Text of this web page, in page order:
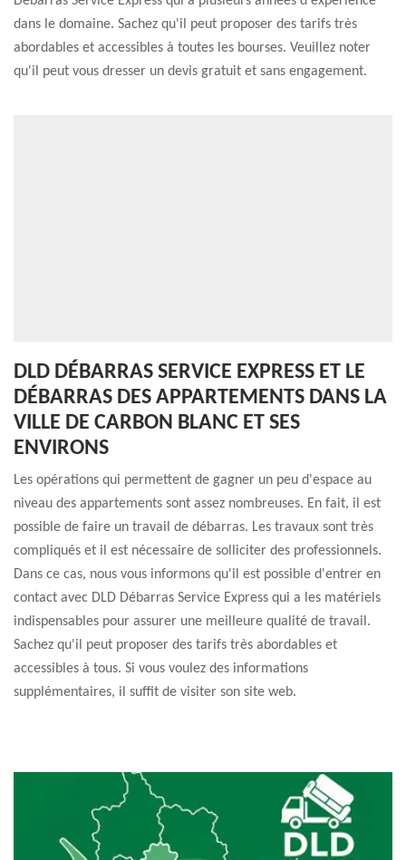
dans le domaine. Sachez qu'il peut proposer des tarifs très
abordables et accessibles à toutes les bourses. Veuillez noter
qu'il peut vous dresser un devis gratuit et sans engagement.
DLD DÉBARRAS SERVICE EXPRESS ET LE
DÉBARRAS DES APPARTEMENTS DANS LA
VILLE DE CARBON BLANC ET SES
ENVIRONS
Les opérations qui permettent de gagner un peu d'espace au
niveau des appartements sont assez nombreuses. En fait, il est
possible de faire un travail de débarras. Les travaux sont très
compliqués et il est nécessaire de solliciter des professionnels.
Dans ce cas, nous vous informons qu'il est possible d'entrer en
contact avec DLD Débarras Service Express qui a les matériels
indispensables pour assurer une meilleure qualité de travail.
Sachez qu'il peut proposer des tarifs très abordables et
accessibles à tous. Si vous voulez des informations
supplémentaires, il suffit de visiter son site web.